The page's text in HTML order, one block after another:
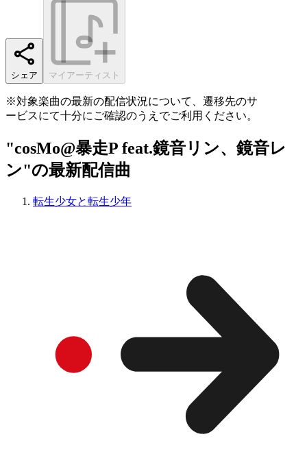
シェア マイアーティスト
※対象楽曲の最新の配信状況について、遷移先のサ
ービスにて十分にご確認のうえでご利用ください。
"cosMo@暴走P feat.鏡音リン、鏡音レ
ン"の最新配信曲
転生少女と転生少年